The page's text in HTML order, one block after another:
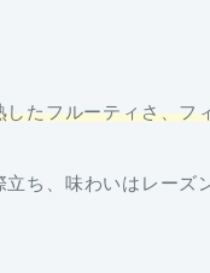
たフルーティさ、フ
立ち 味わいはレーズ